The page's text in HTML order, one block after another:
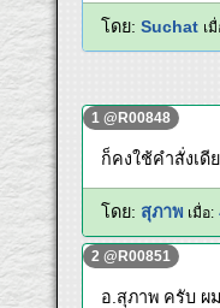
โดย: Suchat เ
1 @R00848
ก็คงใช้คำสั่งเดี
โดย: สุภาพ เมื่อ:
2 @R00851
อ.สุภาพ ครับ ผ